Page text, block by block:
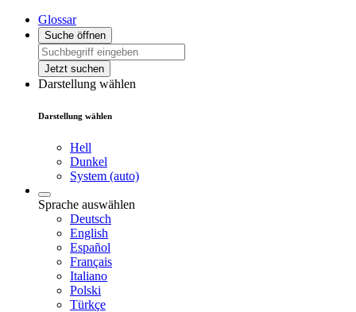
Glossar
Suche öffnen
Jetzt suchen
Darstellung wählen
Darstellung wählen
Hell
Dunkel
System (auto)
Sprache auswählen
Deutsch
English
Español
Français
Italiano
Polski
Türkçe